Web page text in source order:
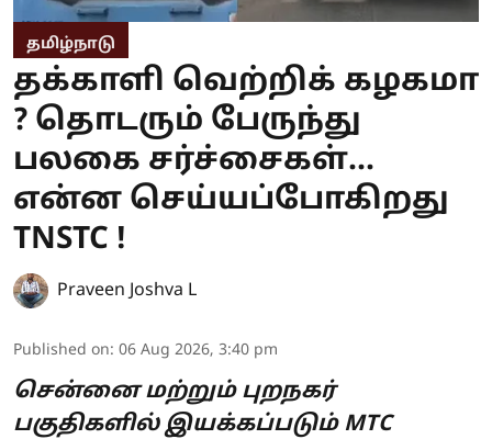
தமிழ்நாடு
தக்காளி வெற்றிக் கழகமா
? தொடரும் பேருந்து
பலகை சர்ச்சைகள்...
என்ன செய்யப்போகிறது
TNSTC !
Praveen Joshva L
Published on: 06 Aug 2026, 3:40 pm
சென்னை மற்றும் புறநகர்
பகுதிகளில் இயக்கப்படும் MTC